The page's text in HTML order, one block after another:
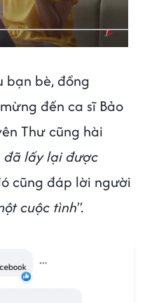
bạn bè, đồng
đến ca sĩ Bảo
Thư cũng hài
đã lấy lại được
cũng đáp lời người
cuộc tình".